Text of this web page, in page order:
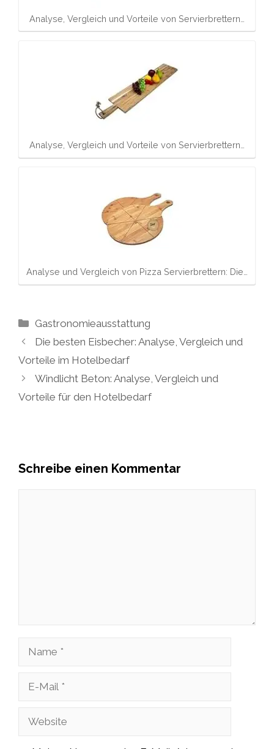
Analyse, Vergleich und Vorteile von Servierbrettern…
Analyse, Vergleich und Vorteile von Servierbrettern…
Analyse und Vergleich von Pizza Servierbrettern: Die…
Kategorien
Gastronomieausstattung
Die besten Eisbecher: Analyse, Vergleich und
Vorteile im Hotelbedarf
Windlicht Beton: Analyse, Vergleich und
Vorteile für den Hotelbedarf
Schreibe einen Kommentar
Name
Website